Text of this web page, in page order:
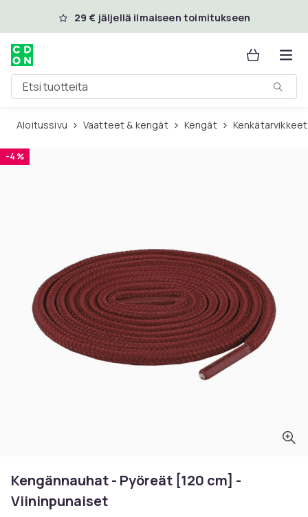
Ohita ja siirry pääsisältöön
29 € jäljellä ilmaiseen toimitukseen
Etsi tuotteita
Aloitussivu Vaatteet & kengät Kengät Kenkätarvikkeet
-4 %
Kengännauhat - Pyöreät [120 cm] -
Viininpunaiset